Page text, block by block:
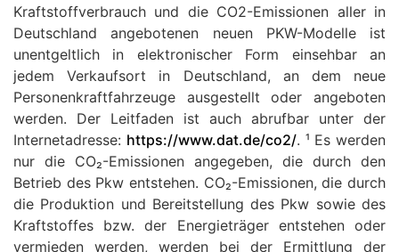
Kraftstoffverbrauch und die CO2-Emissionen aller in
Deutschland angebotenen neuen PKW-Modelle ist
unentgeltlich in elektronischer Form einsehbar an
jedem Verkaufsort in Deutschland, an dem neue
Personenkraftfahrzeuge ausgestellt oder angeboten
werden. Der Leitfaden ist auch abrufbar unter der
Internetadresse: https://www.dat.de/co2/. ¹ Es werden
nur die CO₂-Emissionen angegeben, die durch den
Betrieb des Pkw entstehen. CO₂-Emissionen, die durch
die Produktion und Bereitstellung des Pkw sowie des
Kraftstoffes bzw. der Energieträger entstehen oder
vermieden werden, werden bei der Ermittlung der